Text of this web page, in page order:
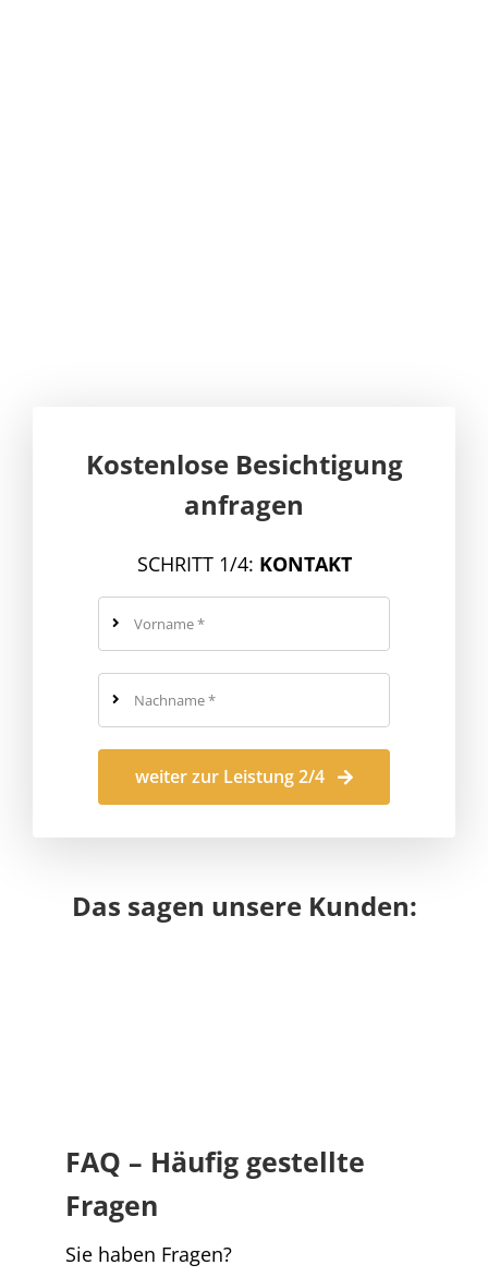
Das sagen unsere Kunden:
Kostenlose Besichtigung
anfragen
SCHRITT 1/4: KONTAKT
weiter zur Leistung 2/4
FAQ – Häufig gestellte
Fragen
Sie haben Fragen?